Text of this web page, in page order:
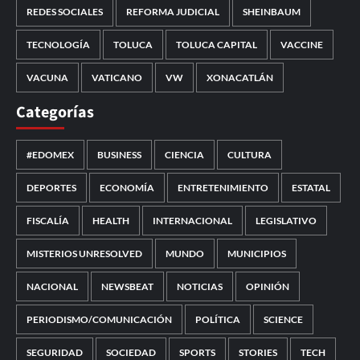
REDES SOCIALES REFORMA JUDICIAL SHEINBAUM
TECNOLOGÍA TOLUCA TOLUCA CAPITAL VACCINE
VACUNA VATICANO VW XONACATLÁN
Categorías
#EDOMEX BUSINESS CIENCIA CULTURA
DEPORTES ECONOMÍA ENTRETENIMIENTO ESTATAL
FISCALÍA HEALTH INTERNACIONAL LEGISLATIVO
MISTERIOS UNRESOLVED MUNDO MUNICIPIOS
NACIONAL NEWSBEAT NOTICIAS OPINIÓN
PERIODISMO/COMUNICACIÓN POLÍTICA SCIENCE
SEGURIDAD SOCIEDAD SPORTS STORIES TECH